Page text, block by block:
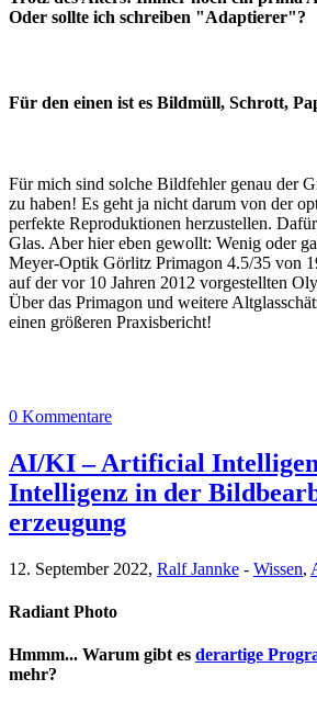
Oder sollte ich schreiben "Adaptierer"?
Für den einen ist es Bildmüll, Schrott,
Für mich sind solche Bildfehler genau der
zu haben! Es geht ja nicht darum von der
perfekte Reproduktionen herzustellen.
Glas. Aber hier eben gewollt: Wenig oder
Meyer-Optik Görlitz Primagon 4.5/35 von
auf der vor 10 Jahren 2012 vorgestellten
Über das Primagon und weitere
einen größeren Praxisbericht!
0 Kommentare
AI/KI – Artificial
Intelligenz in der
erzeugung
12. September 2022, Ralf Jannke - Wissen,
Radiant Photo
Hmmm... Warum gibt es derartige
mehr?